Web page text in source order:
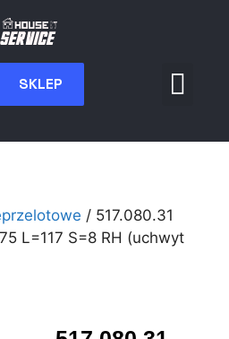
SKLEP
/ 517.080.31
L=117 S=8 RH (uchwyt